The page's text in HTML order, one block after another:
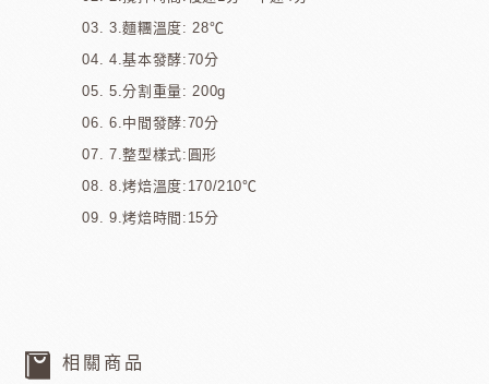
3.麵糰溫度: 28℃
4.基本發酵:70分
5.分割重量: 200g
6.中間發酵:70分
7.整型樣式:圓形
8.烤焙溫度:170/210℃
9.烤焙時間:15分
相關商品